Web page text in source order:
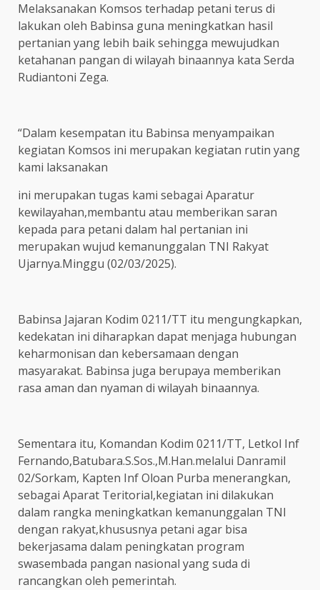
Melaksanakan Komsos terhadap petani terus di
lakukan oleh Babinsa guna meningkatkan hasil
pertanian yang lebih baik sehingga mewujudkan
ketahanan pangan di wilayah binaannya kata Serda
Rudiantoni Zega.
“Dalam kesempatan itu Babinsa menyampaikan
kegiatan Komsos ini merupakan kegiatan rutin yang
kami laksanakan
ini merupakan tugas kami sebagai Aparatur
kewilayahan,membantu atau memberikan saran
kepada para petani dalam hal pertanian ini
merupakan wujud kemanunggalan TNI Rakyat
Ujarnya.Minggu (02/03/2025).
Babinsa Jajaran Kodim 0211/TT itu mengungkapkan,
kedekatan ini diharapkan dapat menjaga hubungan
keharmonisan dan kebersamaan dengan
masyarakat. Babinsa juga berupaya memberikan
rasa aman dan nyaman di wilayah binaannya.
Sementara itu, Komandan Kodim 0211/TT, Letkol Inf
Fernando,Batubara.S.Sos.,M.Han.melalui Danramil
02/Sorkam, Kapten Inf Oloan Purba menerangkan,
sebagai Aparat Teritorial,kegiatan ini dilakukan
dalam rangka meningkatkan kemanunggalan TNI
dengan rakyat,khususnya petani agar bisa
bekerjasama dalam peningkatan program
swasembada pangan nasional yang suda di
rancangkan oleh pemerintah.